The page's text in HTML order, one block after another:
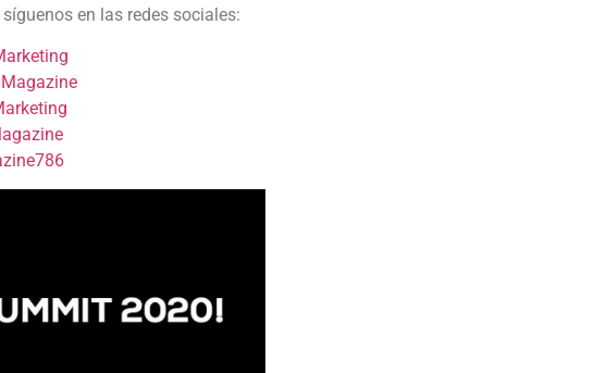
en las redes sociales: